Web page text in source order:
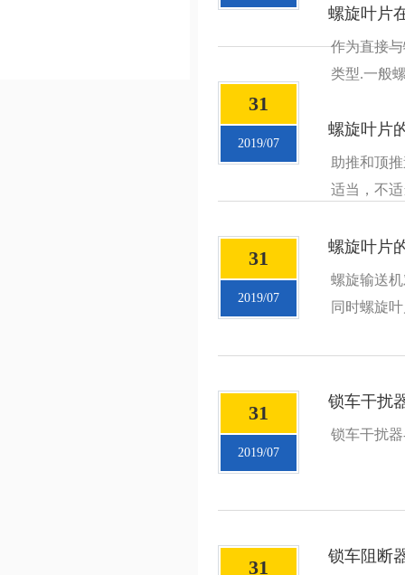
螺旋叶片
作为直接
类型.一般
31
2019/07
螺旋叶片
助推和顶
适当，不
31
2019/07
螺旋叶片
螺旋输送
同时螺旋
31
2019/07
锁车干扰
锁车干扰器
31 锁车阻断